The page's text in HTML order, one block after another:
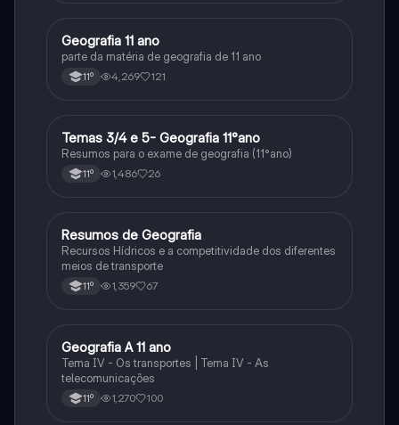
Geografia
Geografia 11 ano
parte da matéria de geografia de 11 ano
11º 4,269 121
Geografia
Temas 3/4 e 5- Geografia 11°ano
Resumos para o exame de geografia (11°ano)
11º 1,486 26
Geografia
Resumos de Geografia
Recursos Hídricos e a competitividade dos diferentes
meios de transporte
11º 1,359 67
Geografia
Geografia A 11 ano
Tema IV - Os transportes | Tema IV - As
telecomunicações
11º 1,270 100